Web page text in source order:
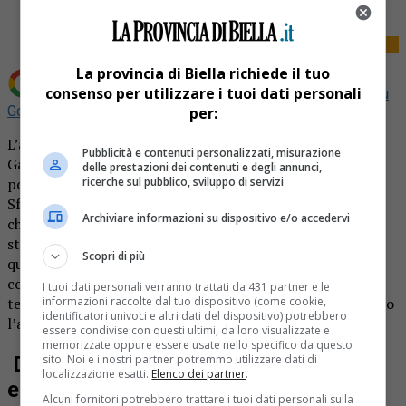
Aggiungi La Provincia di Biella come Fonte preferita su
Google
L’assessore ai Trasporti della Regione Piemonte, Marco
Gabusi, dopo l’incontro diventato abituale del lunedì
pomeriggio con i comitati dei pendolari delle linee Sfm4 e
Sfm7, ha preso atto dell’impegno delle aziende coinvolte,
che nell’ultimo mese hanno messo in campo interventi
straordinari ma altrettanto dei disagi che continuano
quotidianamente. «Ho ricevuto la disponibilità ad un
confronto urgente con i vertici di Trenitalia e Rfi che si
terrà mercoledì in tarda mattinata a Torino», ha affermato
l’assessore Gabusi.
Disagi ferroviari: incontro tra comitati
e vertici di Rfi e Trenitalia
La provincia di Biella richiede il tuo
consenso per utilizzare i tuoi dati personali
per:
Pubblicità e contenuti personalizzati, misurazione
delle prestazioni dei contenuti e degli annunci,
ricerche sul pubblico, sviluppo di servizi
Archiviare informazioni su dispositivo e/o accedervi
Scopri di più
I tuoi dati personali verranno trattati da 431 partner e le
informazioni raccolte dal tuo dispositivo (come cookie,
identificatori univoci e altri dati del dispositivo) potrebbero
essere condivise con questi ultimi, da loro visualizzate e
memorizzate oppure essere usate nello specifico da questo
sito. Noi e i nostri partner potremmo utilizzare dati di
localizzazione esatti. Elenco dei partner.
Alcuni fornitori potrebbero trattare i tuoi dati personali sulla